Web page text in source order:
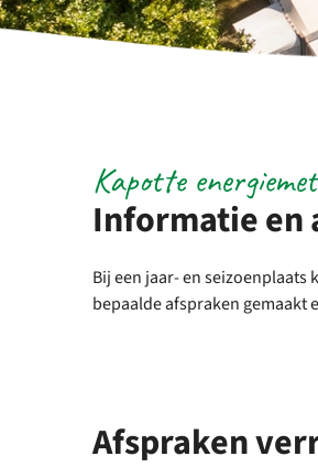
Informatie en
Kapotte
Bij een jaar- en
bepaalde afspraken gemaakt
Afspraken